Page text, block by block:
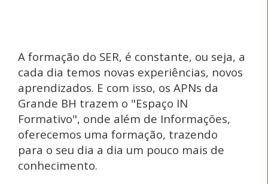
A formação do SER, é constante, ou seja, a
cada dia temos novas experiências, novos
aprendizados. E com isso, os APNs da
Grande BH trazem o "Espaço IN
Formativo", onde além de Informações,
oferecemos uma formação, trazendo
para o seu dia a dia um pouco mais de
conhecimento.